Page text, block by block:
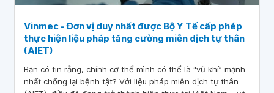
Vinmec - Đơn vị duy nhất được Bộ Y Tế cấp phép
thực hiện liệu pháp tăng cường miễn dịch tự thân
(AIET)
Bạn có tin rằng, chính cơ thể mình có thể là “vũ khí” mạnh
nhất chống lại bệnh tật? Với liệu pháp miễn dịch tự thân